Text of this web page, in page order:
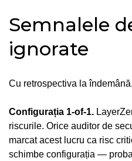
Semnalele
ignorate
Cu retrospectiva la
Configurația 1-of-1.
riscurile. Orice auditor de
marcat acest lucru ca risc
schimbe configurația —